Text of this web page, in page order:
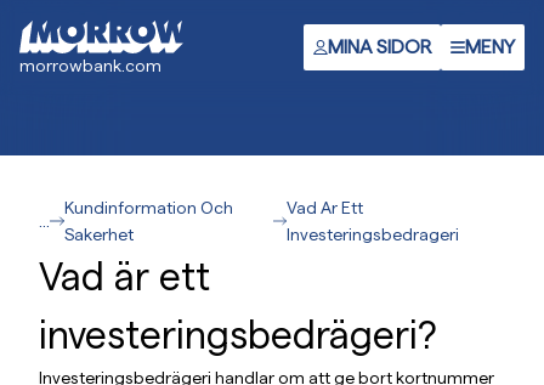
huvudinnehåll
morrowbank.com
MINA SIDOR MENY
Kundinformation Och
Sakerhet
Vad Ar Ett
Investeringsbedrageri
Vad är ett
investeringsbedrägeri?
Investeringsbedrägeri handlar om att ge bort kortnummer